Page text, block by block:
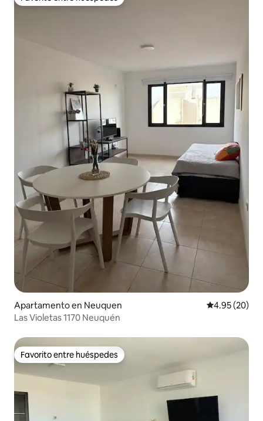
Favorito entre huéspedes
Apartamento en Neuquen Calificación
4.95 (20)
Las Violetas 1170 Neuquén
Favorito entre huéspedes
Favorito entre huéspedes